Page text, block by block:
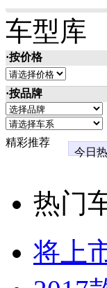
车型库
·按价格
·按品牌
精彩推荐
今日
热门
将上